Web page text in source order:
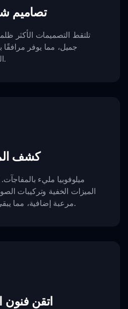
تصاميم
تلتقط التصميمات الأكثر
جميل، مما يوفر مرافقًا
المرعبة وطريقة اللعب.
كشف
الميزات الخفية وتركيبات
مرعبة إضافية، مما يبقي طريقة اللعب جديدة.
اتقن فنون